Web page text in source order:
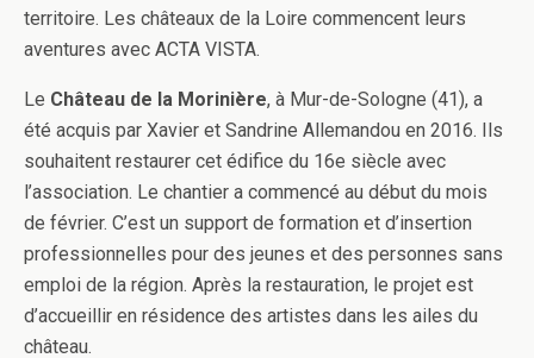
territoire. Les châteaux de la Loire commencent leurs
aventures avec ACTA VISTA.
Le Château de la Morinière, à Mur-de-Sologne (41), a
été acquis par Xavier et Sandrine Allemandou en 2016. Ils
souhaitent restaurer cet édifice du 16e siècle avec
l’association. Le chantier a commencé au début du mois
de février. C’est un support de formation et d’insertion
professionnelles pour des jeunes et des personnes sans
emploi de la région. Après la restauration, le projet est
d’accueillir en résidence des artistes dans les ailes du
château.